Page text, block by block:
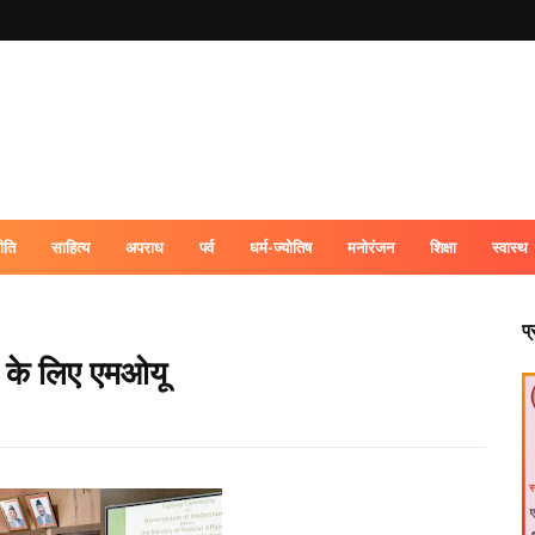
साहित्य अपराध पर्व धर्म-ज्योतिष मनोरंजन शिक्षा स्वास्थ
के लिए एमओयू